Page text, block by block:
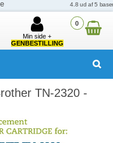
0
Min side +
GENBESTILLING
TN-2320 -